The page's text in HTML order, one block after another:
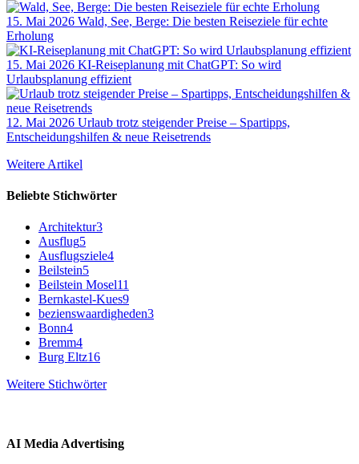
15. Mai 2026 Wald, See, Berge: Die besten Reiseziele für echte
Erholung
15. Mai 2026 KI-Reiseplanung mit ChatGPT: So wird
Urlaubsplanung effizient
12. Mai 2026 Urlaub trotz steigender Preise – Spartipps,
Entscheidungshilfen & neue Reisetrends
Weitere Artikel
Beliebte Stichwörter
Architektur3
Ausflug5
Ausflugsziele4
Beilstein5
Beilstein Mosel11
Bernkastel-Kues9
bezienswaardigheden3
Bonn4
Bremm4
Burg Eltz16
Weitere Stichwörter
AI Media Advertising